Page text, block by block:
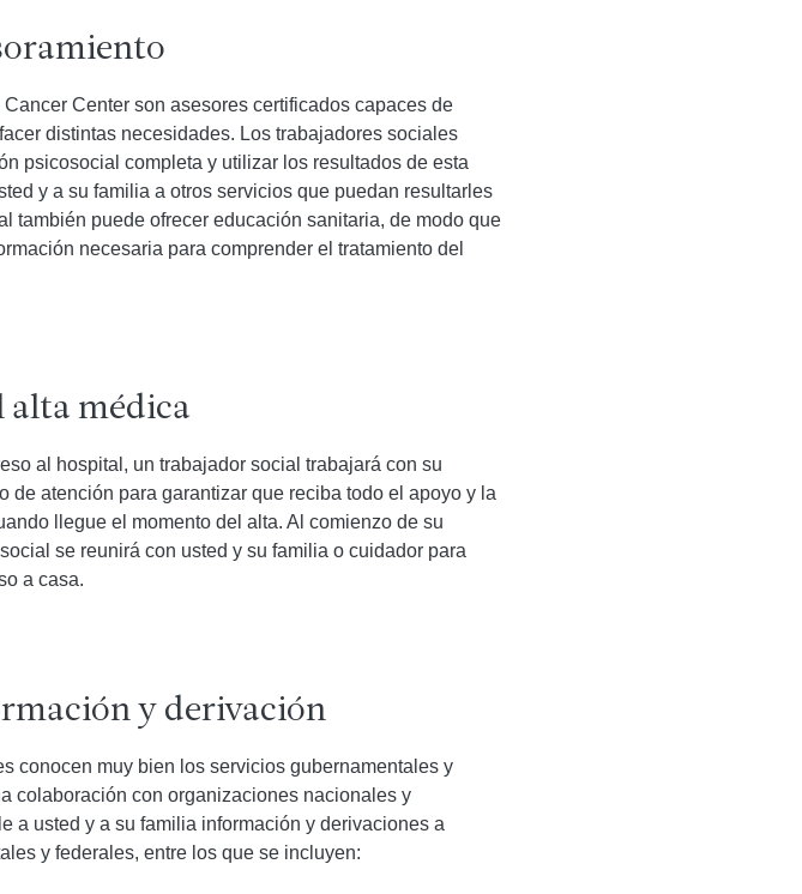
Center son asesores certificados capaces de
distintas necesidades. Los trabajadores sociales
psicosocial completa y utilizar los resultados de esta
y a su familia a otros servicios que puedan resultarles
también puede ofrecer educación sanitaria, de modo que
necesaria para comprender el tratamiento del
alta médica
al hospital, un trabajador social trabajará con su
de atención para garantizar que reciba todo el apoyo y la
llegue el momento del alta. Al comienzo de su
se reunirá con usted y su familia o cuidador para
a casa.
y derivación
conocen muy bien los servicios gubernamentales y
colaboración con organizaciones nacionales y
a usted y a su familia información y derivaciones a
y federales, entre los que se incluyen: